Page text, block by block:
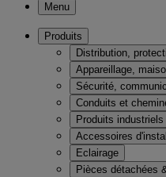
Menu
Produits
Distribution,
Appareillage,
Sécurité,
Conduits et
Produits industriels
Accessoires
Eclairage
Pièces détachées